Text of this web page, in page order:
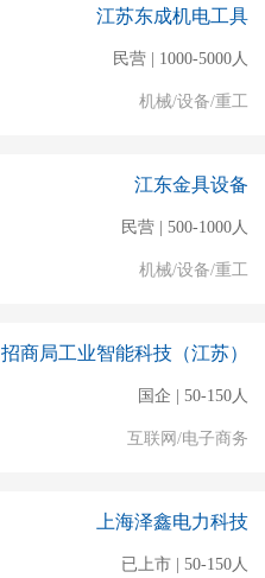
江苏东成机电工具
民营 | 1000-5000人
机械/设备/重工
江东金具设备
民营 | 500-1000人
机械/设备/重工
招商局工业智能科技（江苏）
国企 | 50-150人
互联网/电子商务
上海泽鑫电力科技
已上市 | 50-150人